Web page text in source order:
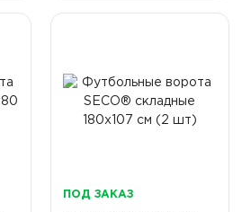
ПОД ЗАКАЗ